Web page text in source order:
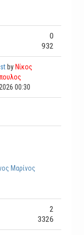
0
932
by Νίκος
00:30
Μαρίνος
2
3326